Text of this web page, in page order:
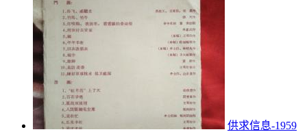
供求信息-1959